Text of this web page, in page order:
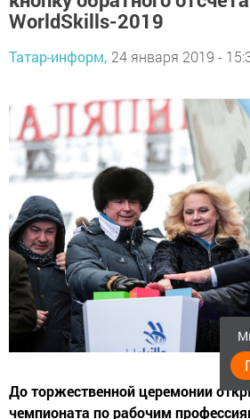
WorldSkills-2019
Татар-информ, 24 января 2019 -
До торжественной церемонии
чемпионата по рабочим